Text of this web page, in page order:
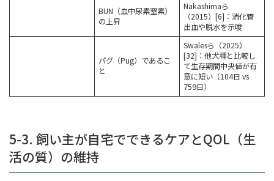
BUN（血中尿素窒素）
の上昇
Nakashimaら
（2015）[6]：消化管
出血や脱水を示唆
パグ（Pug）であるこ
と
Swalesら（2025）
[32]：他犬種と比較し
て生存期間中央値が有
意に短い（104日 vs
759日）
5-3. 飼い主が自宅でできるケアとQOL（生
活の質）の維持